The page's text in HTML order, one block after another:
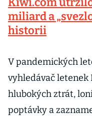
miliard a
historii
V pandemických
vyhledávač letenek
hlubokých ztrát,
poptávky a